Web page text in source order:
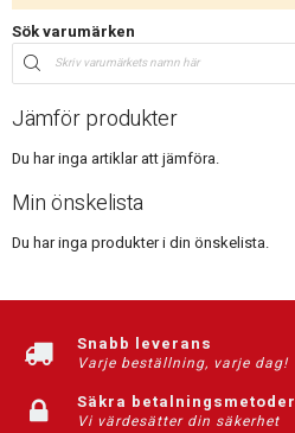
Sök varumärken
Jämför produkter
Du har inga artiklar att jämföra.
Min önskelista
Du har inga produkter i din önskelista.
Snabb leverans
Varje beställning, varje dag!
Säkra betalningsmetoder
Vi värdesätter din säkerhet